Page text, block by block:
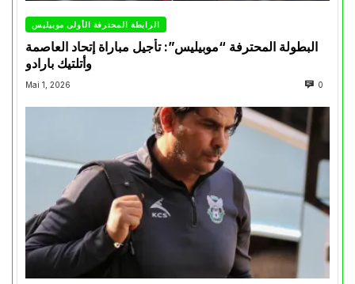
الرابطة المحترفة الأولى موبيليس
البطولة المحترفة “موبيليس”: تأجيل مباراة إتحاد العاصمة
وأتلتيك بارادو
Mai 1, 2026 0